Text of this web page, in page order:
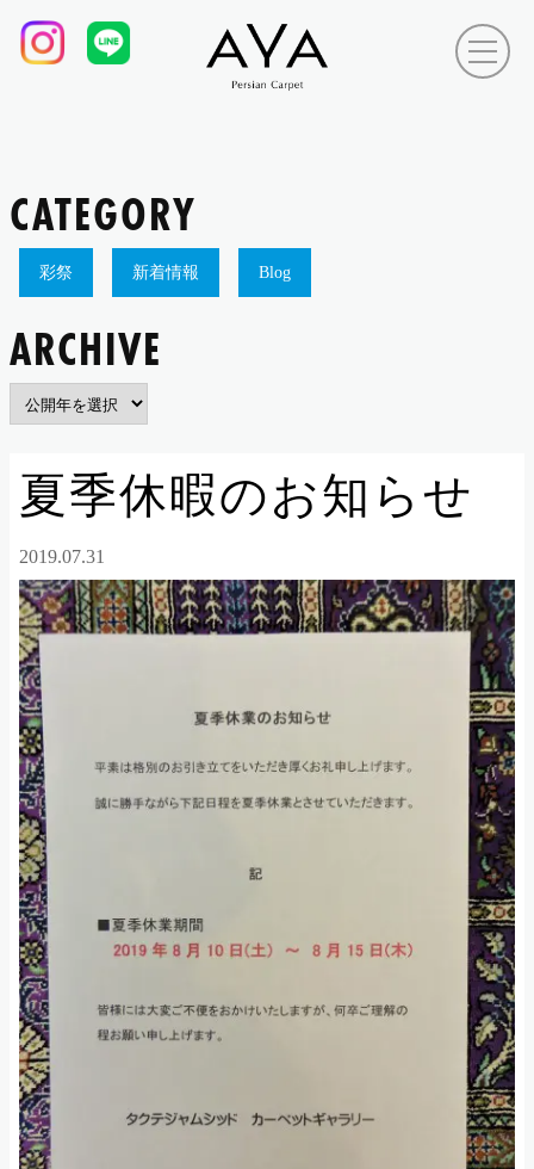
CATEGORY
彩祭 新着情報 Blog
ARCHIVE
夏季休暇のお知らせ
2019.07.31